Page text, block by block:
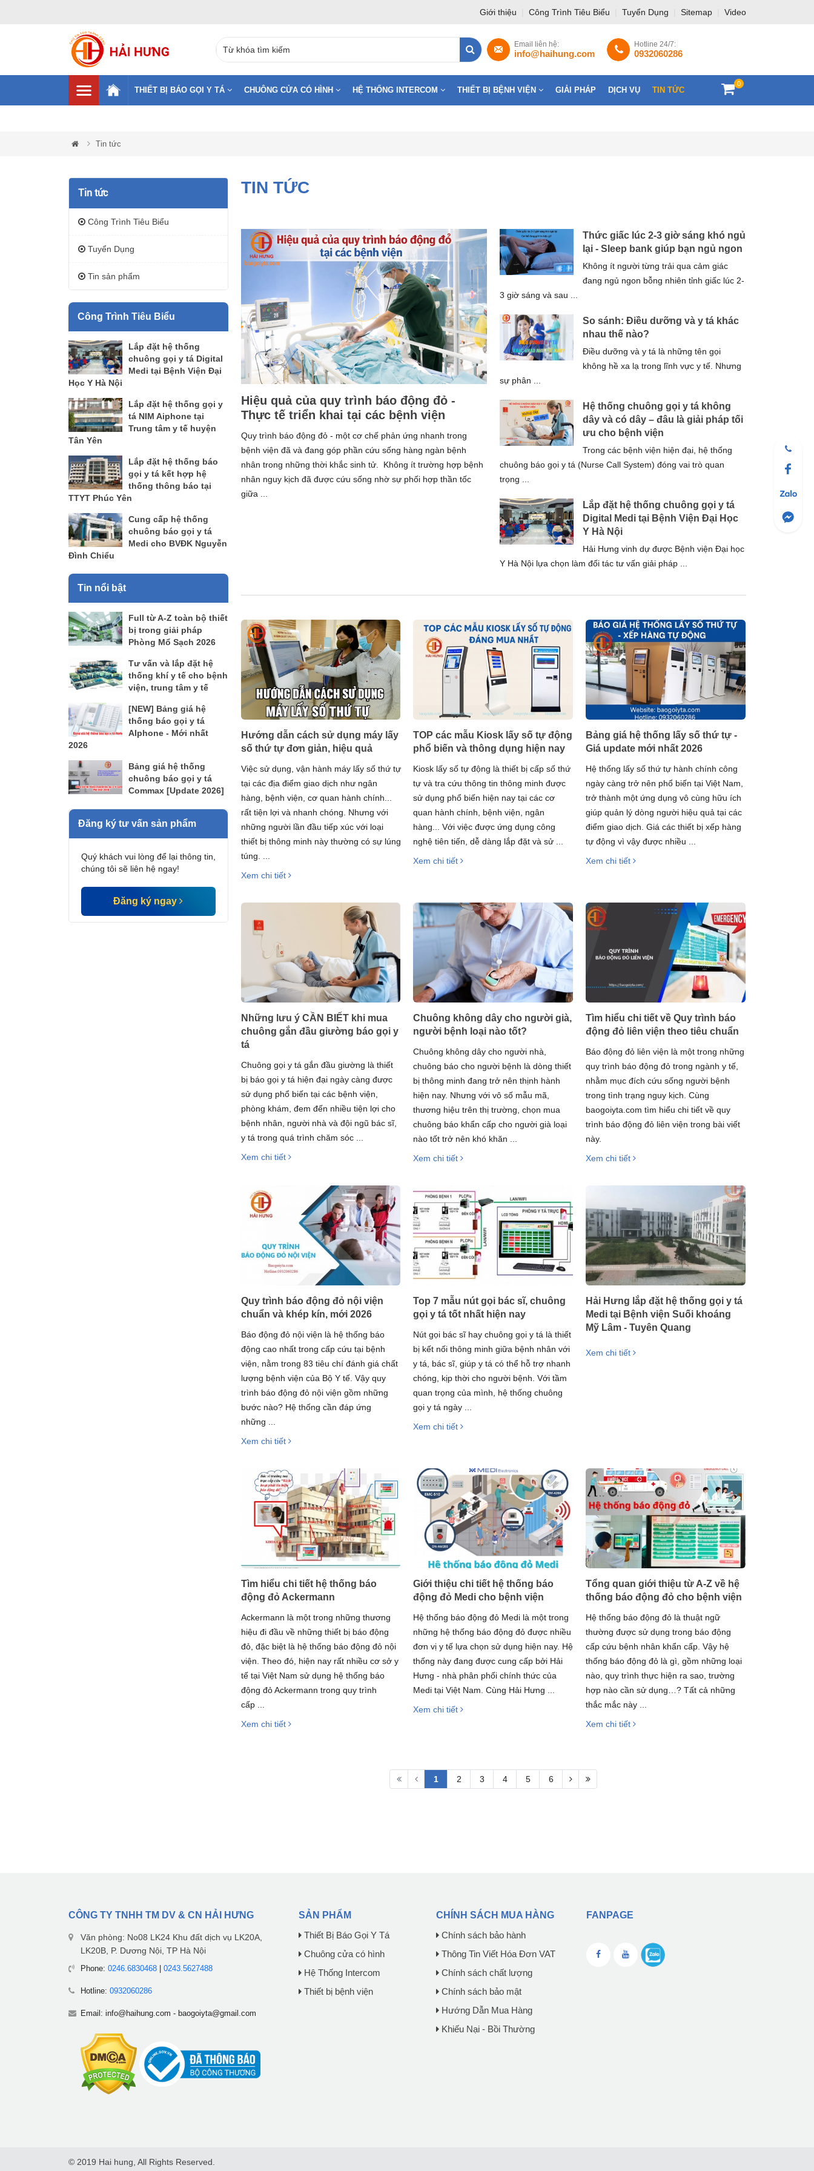
Giới thiệu Công Trình Tiêu Biểu Tuyển Dụng Sitemap Video
Hotline 24/7:
0932060286
Email liên hệ:
info@haihung.com
0
THIẾT BỊ BÁO GỌI Y TÁ CHUÔNG CỬA CÓ HÌNH HỆ THỐNG INTERCOM THIẾT BỊ BỆNH VIỆN GIẢI PHÁP DỊCH VỤ TIN TỨC
Tin tức
Tin tức
Công Trình Tiêu Biểu
Tuyển Dụng
Tin sản phẩm
Công Trình Tiêu Biểu
Lắp đặt hệ thống
chuông gọi y tá Digital
Medi tại Bệnh Viện Đại
Học Y Hà Nội
Lắp đặt hệ thống gọi y
tá NIM Aiphone tại
Trung tâm y tế huyện
Tân Yên
Lắp đặt hệ thống báo
gọi y tá kết hợp hệ
thống thông báo tại
TTYT Phúc Yên
Cung cấp hệ thống
chuông báo gọi y tá
Medi cho BVĐK Nguyễn
Đình Chiểu
Tin nổi bật
Full từ A-Z toàn bộ thiết
bị trong giải pháp
Phòng Mổ Sạch 2026
Tư vấn và lắp đặt hệ
thống khí y tế cho bệnh
viện, trung tâm y tế
[NEW] Bảng giá hệ
thống báo gọi y tá
AIphone - Mới nhất
2026
Bảng giá hệ thống
chuông báo gọi y tá
Commax [Update 2026]
Đăng ký tư vấn sản phẩm
Quý khách vui lòng để lại thông tin,
chúng tôi sẽ liên hệ ngay!
Đăng ký ngay
TIN TỨC
Hiệu quả của quy trình báo động đỏ -
Thực tế triển khai tại các bệnh viện
Quy trình báo động đỏ - một cơ chế phản ứng nhanh trong
bệnh viện đã và đang góp phần cứu sống hàng ngàn bệnh
nhân trong những thời khắc sinh tử. Không ít trường hợp bệnh
nhân nguy kịch đã được cứu sống nhờ sự phối hợp thần tốc
giữa ...
Thức giấc lúc 2-3 giờ sáng khó ngủ
lại - Sleep bank giúp bạn ngủ ngon
Không ít người từng trải qua cảm giác
đang ngủ ngon bỗng nhiên tỉnh giấc lúc 2-
3 giờ sáng và sau ...
So sánh: Điều dưỡng và y tá khác
nhau thế nào?
Điều dưỡng và y tá là những tên gọi
không hề xa lạ trong lĩnh vực y tế. Nhưng
sự phân ...
Hệ thống chuông gọi y tá không
dây và có dây – đâu là giải pháp tối
ưu cho bệnh viện
Trong các bệnh viện hiện đại, hệ thống
chuông báo gọi y tá (Nurse Call System) đóng vai trò quan
trọng ...
Lắp đặt hệ thống chuông gọi y tá
Digital Medi tại Bệnh Viện Đại Học
Y Hà Nội
Hải Hưng vinh dự được Bệnh viện Đại học
Y Hà Nội lựa chọn làm đối tác tư vấn giải pháp ...
Hướng dẫn cách sử dụng máy lấy
số thứ tự đơn giản, hiệu quả
Việc sử dụng, vận hành máy lấy số thứ tự
tại các địa điểm giao dịch như ngân
hàng, bệnh viện, cơ quan hành chính...
rất tiện lợi và nhanh chóng. Nhưng với
những người lần đầu tiếp xúc với loại
thiết bị thông minh này thường có sự lúng
túng. ...
Xem chi tiết
TOP các mẫu Kiosk lấy số tự động
phổ biến và thông dụng hiện nay
Kiosk lấy số tự động là thiết bị cấp số thứ
tự và tra cứu thông tin thông minh được
sử dụng phổ biến hiện nay tại các cơ
quan hành chính, bệnh viện, ngân
hàng... Với việc được ứng dụng công
nghệ tiên tiến, dễ dàng lắp đặt và sử ...
Xem chi tiết
Bảng giá hệ thống lấy số thứ tự -
Giá update mới nhất 2026
Hệ thống lấy số thứ tự hành chính công
ngày càng trở nên phổ biến tại Việt Nam,
trở thành một ứng dụng vô cùng hữu ích
giúp quản lý dòng người hiệu quả tại các
điểm giao dịch. Giá các thiết bị xếp hàng
tự động vì vậy được nhiều ...
Xem chi tiết
Những lưu ý CẦN BIẾT khi mua
chuông gắn đầu giường báo gọi y
tá
Chuông gọi y tá gắn đầu giường là thiết
bị báo gọi y tá hiện đại ngày càng được
sử dụng phổ biến tại các bệnh viện,
phòng khám, đem đến nhiều tiện lợi cho
bệnh nhân, người nhà và đội ngũ bác sĩ,
y tá trong quá trình chăm sóc ...
Xem chi tiết
Chuông không dây cho người già,
người bệnh loại nào tốt?
Chuông không dây cho người nhà,
chuông báo cho người bệnh là dòng thiết
bị thông minh đang trở nên thịnh hành
hiện nay. Nhưng với vô số mẫu mã,
thương hiệu trên thị trường, chọn mua
chuông báo khẩn cấp cho người già loại
nào tốt trở nên khó khăn ...
Xem chi tiết
Tìm hiểu chi tiết về Quy trình báo
động đỏ liên viện theo tiêu chuẩn
Báo động đỏ liên viện là một trong những
quy trình báo động đỏ trong ngành y tế,
nhằm mục đích cứu sống người bệnh
trong tình trạng nguy kịch. Cùng
baogoiyta.com tìm hiểu chi tiết về quy
trình báo động đỏ liên viện trong bài viết
này.
Xem chi tiết
Quy trình báo động đỏ nội viện
chuẩn và khép kín, mới 2026
Báo động đỏ nội viện là hệ thống báo
động cao nhất trong cấp cứu tại bệnh
viện, nằm trong 83 tiêu chí đánh giá chất
lượng bệnh viện của Bộ Y tế. Vậy quy
trình báo động đỏ nội viện gồm những
bước nào? Hệ thống cần đáp ứng
những ...
Xem chi tiết
Top 7 mẫu nút gọi bác sĩ, chuông
gọi y tá tốt nhất hiện nay
Nút gọi bác sĩ hay chuông gọi y tá là thiết
bị kết nối thông minh giữa bệnh nhân với
y tá, bác sĩ, giúp y tá có thể hỗ trợ nhanh
chóng, kịp thời cho người bệnh. Với tầm
quan trọng của mình, hệ thống chuông
gọi y tá ngày ...
Xem chi tiết
Hải Hưng lắp đặt hệ thống gọi y tá
Medi tại Bệnh viện Suối khoáng
Mỹ Lâm - Tuyên Quang
Xem chi tiết
Tìm hiểu chi tiết hệ thống báo
động đỏ Ackermann
Ackermann là một trong những thương
hiệu đi đầu về những thiết bị báo động
đỏ, đặc biệt là hệ thống báo động đỏ nội
viện. Theo đó, hiện nay rất nhiều cơ sở y
tế tại Việt Nam sử dụng hệ thống báo
động đỏ Ackermann trong quy trình
cấp ...
Xem chi tiết
Giới thiệu chi tiết hệ thống báo
động đỏ Medi cho bệnh viện
Hệ thống báo động đỏ Medi là một trong
những hệ thống báo động đỏ được nhiều
đơn vị y tế lựa chọn sử dụng hiện nay. Hệ
thống này đang được cung cấp bởi Hải
Hưng - nhà phân phối chính thức của
Medi tại Việt Nam. Cùng Hải Hưng ...
Xem chi tiết
Tổng quan giới thiệu từ A-Z về hệ
thống báo động đỏ cho bệnh viện
Hệ thống báo động đỏ là thuật ngữ
thường được sử dụng trong báo động
cấp cứu bệnh nhân khẩn cấp. Vậy hệ
thống báo động đỏ là gì, gồm những loại
nào, quy trình thực hiện ra sao, trường
hợp nào cần sử dụng…? Tất cả những
thắc mắc này ...
Xem chi tiết
1 2 3 4 5 6
CÔNG TY TNHH TM DV & CN HẢI HƯNG
Văn phòng: No08 LK24 Khu đất dịch vụ LK20A,
LK20B, P. Dương Nội, TP Hà Nội
Phone: 0246.6830468| 0243.5627488
Hotline: 0932060286
Email: info@haihung.com - baogoiyta@gmail.com
SẢN PHẨM
Thiết Bị Báo Gọi Y Tá
Chuông cửa có hình
Hệ Thống Intercom
Thiết bị bệnh viện
CHÍNH SÁCH MUA HÀNG
Chính sách bảo hành
Thông Tin Viết Hóa Đơn VAT
Chính sách chất lượng
Chính sách bảo mật
Hướng Dẫn Mua Hàng
Khiếu Nại - Bồi Thường
FANPAGE
© 2019 Hai hung, All Rights Reserved.